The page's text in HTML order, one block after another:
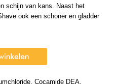
schijn van kans. Naast het
ook een schoner en gladder
Cocamide DEA,